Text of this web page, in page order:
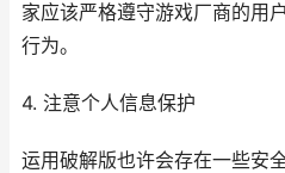
家应该严格遵守游戏厂商的用
行为。
4. 注意个人信息保护
运用破解版也许会存在一些安